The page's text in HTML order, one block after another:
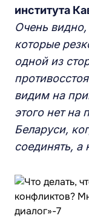
института
Очень видно,
которые
одной из
видим на
этого нет на
Беларуси,
соединять, а